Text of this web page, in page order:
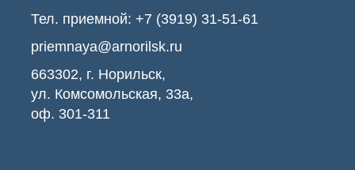
Тел. приемной: +7 (3919) 31-51-61
priemnaya@arnorilsk.ru
663302, г. Норильск,
ул. Комсомольская, 33а,
оф. 301-311